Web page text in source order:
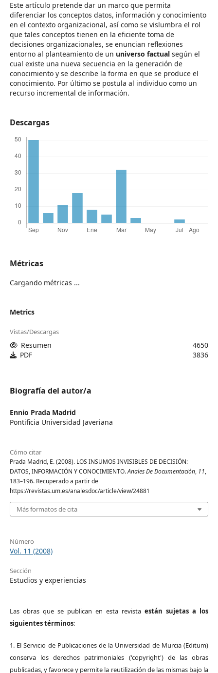
Este artículo pretende dar un marco que permita
diferenciar los conceptos datos, información y conocimiento
en el contexto organizacional, así como se vislumbra el rol
que tales conceptos tienen en la eficiente toma de
decisiones organizacionales, se enuncian reflexiones
entorno al planteamiento de un universo factual según el
cual existe una nueva secuencia en la generación de
conocimiento y se describe la forma en que se produce el
conocimiento. Por último se postula al individuo como un
recurso incremental de información.
Descargas
Métricas
Cargando métricas ...
Metrics
Vistas/Descargas
Resumen
4650
PDF
3836
Biografía del autor/a
Ennio Prada Madrid
Pontificia Universidad Javeriana
Cómo citar
Prada Madrid, E. (2008). LOS INSUMOS INVISIBLES DE DECISIÓN:
DATOS, INFORMACIÓN Y CONOCIMIENTO.Anales De Documentación, 11,
183–196. Recuperado a partir de
https://revistas.um.es/analesdoc/article/view/24881
Más formatos de cita
Número
Vol. 11 (2008)
Sección
Estudios y experiencias
Las obras que se publican en esta revista están sujetas a los
siguientes términos:
1. El Servicio de Publicaciones de la Universidad de Murcia (Editum)
conserva los derechos patrimoniales ('copyright') de las obras
publicadas, y favorece y permite la reutilización de las mismas bajo la